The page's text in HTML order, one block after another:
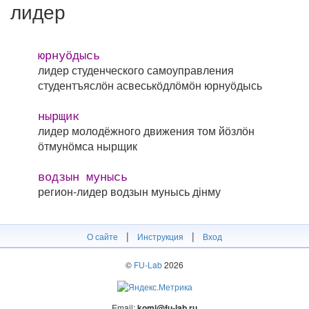
лидер
юрнуӧдысь
лидер студенческого самоуправления
студентъяслӧн асвеськӧдлӧмӧн юрнуӧдысь
нырщик
лидер молодёжного движения том йӧзлӧн
ӧтмунӧмса нырщик
водзын мунысь
регион-лидер водзын мунысь дінму
О сайте | Инструкция | Вход
© FU-Lab2026